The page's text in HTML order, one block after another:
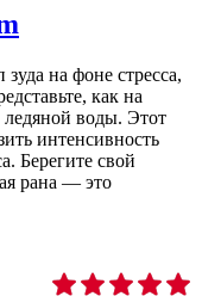
на фоне стресса,
как на
ледяной воды. Этот
интенсивность
Берегите свой
рана — это